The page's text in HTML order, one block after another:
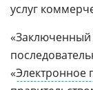
услуг
«Заключенный
«Электронное